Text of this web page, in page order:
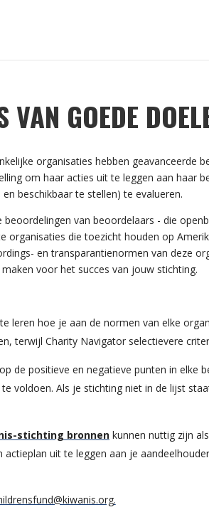
GOEDE
organisaties hebben geavanceerde
om haar acties uit te leggen aan haar
beschikbaar te stellen) te evalueren.
van beoordelaars - die
die toezicht houden op
en transparantienormen van deze
voor het succes van jouw stichting.
leren hoe je aan de normen van elke
terwijl Charity Navigator selectievere
de positieve en negatieve punten in elke
voldoen. Als je stichting niet in de lijst
stichting bronnenkunnen nuttig zijn
uit te leggen aan je
.